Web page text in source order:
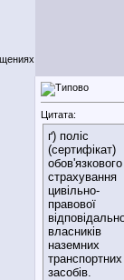
Цитата:
ґ) поліс
(сертифікат)
обов'язкового
страхування
цивільно-
правової
власників
наземних
транспортних
засобів.